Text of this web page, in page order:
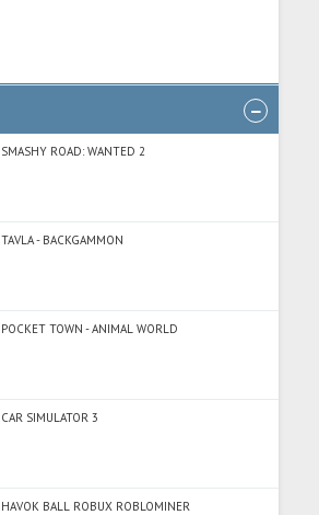
SMASHY ROAD: WANTED 2
TAVLA - BACKGAMMON
POCKET TOWN - ANIMAL WORLD
CAR SIMULATOR 3
HAVOK BALL ROBUX ROBLOMINER